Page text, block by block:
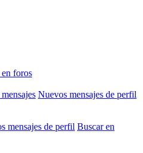
foros
Nuevos mensajes de perfil
mensajes de perfil Buscar en